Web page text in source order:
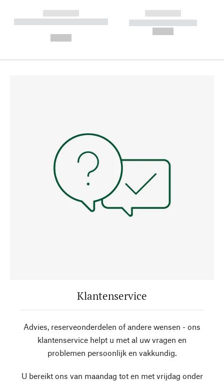
------------
----------- ----------- --------
------------
----------- -----------
Klantenservice
Advies, reserveonderdelen of andere wensen - ons
klantenservice helpt u met al uw vragen en
problemen persoonlijk en vakkundig.
U bereikt ons van maandag tot en met vrijdag onder